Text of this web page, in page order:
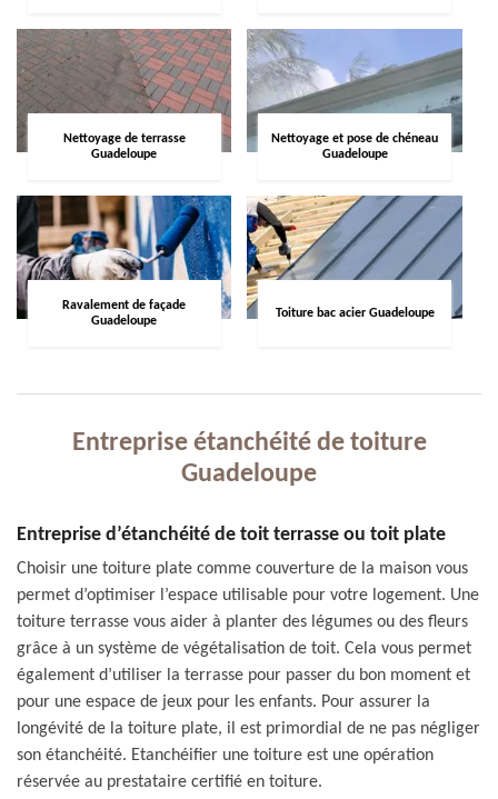
Nettoyage de terrasse
Guadeloupe
Nettoyage et pose de chéneau
Guadeloupe
Ravalement de façade
Guadeloupe
Toiture bac acier Guadeloupe
Entreprise étanchéité de toiture
Guadeloupe
Entreprise d’étanchéité de toit terrasse ou toit plate
Choisir une toiture plate comme couverture de la maison vous
permet d’optimiser l’espace utilisable pour votre logement. Une
toiture terrasse vous aider à planter des légumes ou des fleurs
grâce à un système de végétalisation de toit. Cela vous permet
également d’utiliser la terrasse pour passer du bon moment et
pour une espace de jeux pour les enfants. Pour assurer la
longévité de la toiture plate, il est primordial de ne pas négliger
son étanchéité. Etanchéifier une toiture est une opération
réservée au prestataire certifié en toiture.